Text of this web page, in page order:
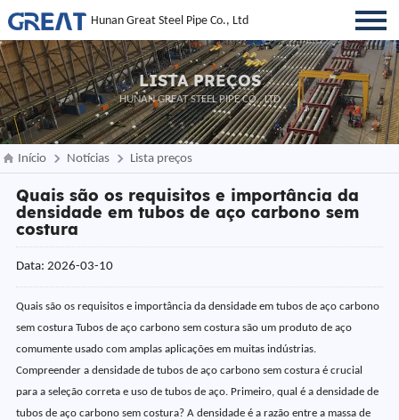
Hunan Great Steel Pipe Co., Ltd
LISTA PREÇOS
HUNAN GREAT STEEL PIPE CO., LTD
Início Notícias Lista preços
Quais são os requisitos e importância da
densidade em tubos de aço carbono sem
costura
Data: 2026-03-10
Quais são os requisitos e importância da densidade em tubos de aço carbono
sem costura Tubos de aço carbono sem costura são um produto de aço
comumente usado com amplas aplicações em muitas indústrias.
Compreender a densidade de tubos de aço carbono sem costura é crucial
para a seleção correta e uso de tubos de aço. Primeiro, qual é a densidade de
tubos de aço carbono sem costura? A densidade é a razão entre a massa de